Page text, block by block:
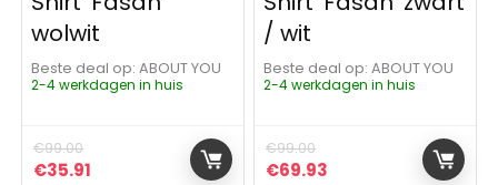
wolwit
Beste deal op:
ABOUT YOU
2-4 werkdagen in huis
€99.00
Oorspronkelijke prijs was: €99.00.
€35.91 Huidige prijs is: €35.91.
/ wit
Beste deal op:
ABOUT YOU
2-4 werkdagen in huis
€99.00
Oorspronkelijke prijs
€69.93 Huidige prijs is: